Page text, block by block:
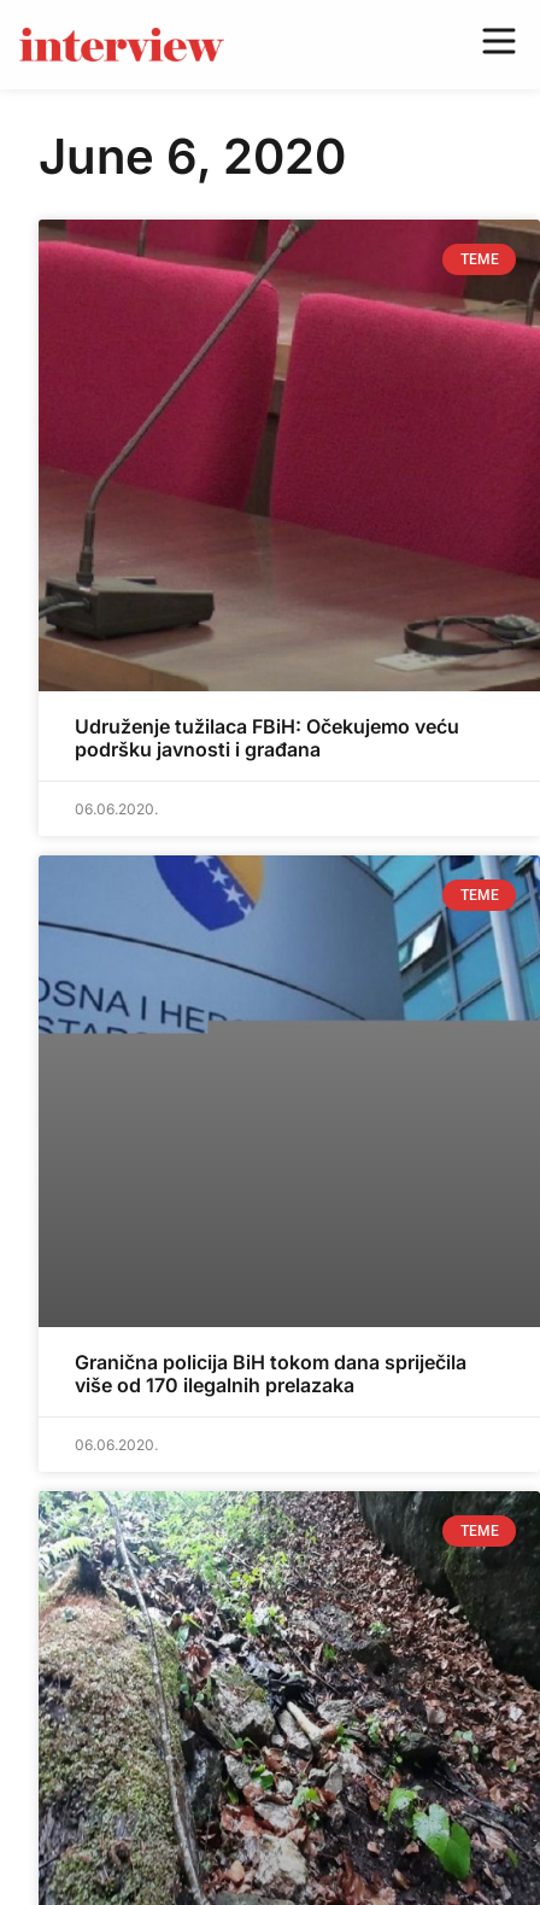
June 6, 2020
TEME
Udruženje tužilaca FBiH: Očekujemo veću
podršku javnosti i građana
06.06.2020.
TEME
Granična policija BiH tokom dana spriječila
više od 170 ilegalnih prelazaka
06.06.2020.
TEME